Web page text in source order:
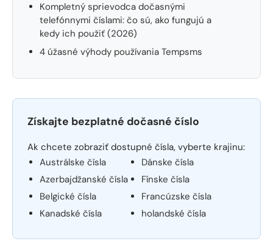
Kompletný sprievodca dočasnými
telefónnymi číslami: čo sú, ako fungujú a
kedy ich použiť (2026)
4 úžasné výhody používania Tempsms
Získajte bezplatné dočasné číslo
Ak chcete zobraziť dostupné čísla, vyberte krajinu:
Austrálske čísla
Azerbajdžanské čísla
Belgické čísla
Kanadské čísla
Dánske čísla
Fínske čísla
Francúzske čísla
holandské čísla